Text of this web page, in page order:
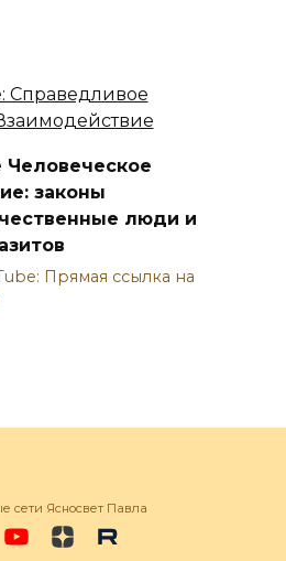
Человеческое
законы
люди и
Прямая ссылка на
сети Ясносвет Павла